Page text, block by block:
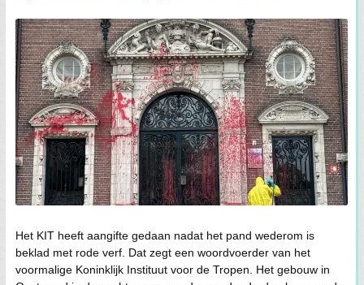
Het KIT heeft aangifte gedaan nadat het pand wederom is
beklad met rode verf. Dat zegt een woordvoerder van het
voormalige Koninklijk Instituut voor de Tropen. Het gebouw in